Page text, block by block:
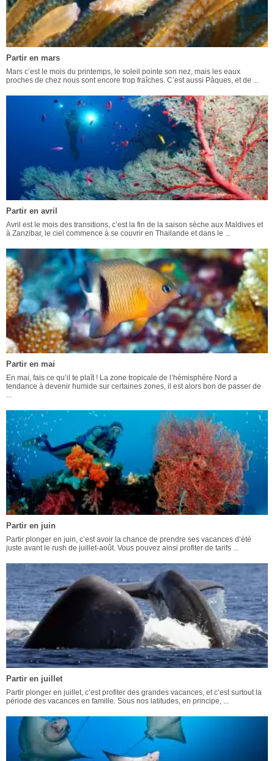
Partir en mars
Mars c’est le mois du printemps, le soleil pointe son nez, mais les eaux
proches de chez nous sont encore trop fraîches. C’est aussi Pâques, et de ...
Partir en avril
Avril est le mois des transitions, c’est la fin de la saison sèche aux Maldives et
à Zanzibar, le ciel commence à se couvrir en Thailande et dans le ...
Partir en mai
En mai, fais ce qu’il te plaît ! La zone tropicale de l’hémisphère Nord a
tendance à devenir humide sur certaines zones, il est alors bon de passer de
...
Partir en juin
Partir plonger en juin, c’est avoir la chance de prendre ses vacances d’été
juste avant le rush de juillet-août. Vous pouvez ainsi profiter de tarifs ...
Partir en juillet
Partir plonger en juillet, c’est profiter des grandes vacances, et c’est surtout la
période des vacances en famille. Sous nos latitudes, en principe, ...